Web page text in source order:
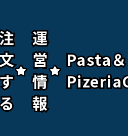
運
営
情
報
運
営
情
報
Pasta＆
Pasta＆